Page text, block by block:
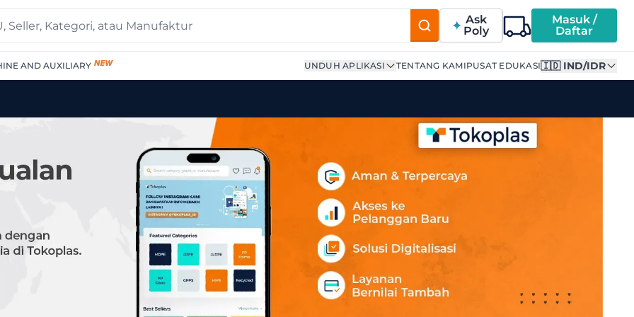
Ask
Poly
Masuk /
Daftar
AND AUXILIARY UNDUH APLIKASI TENTANG KAMIPUSAT EDUKASI🇮🇩 IND/IDR
Terpercaya